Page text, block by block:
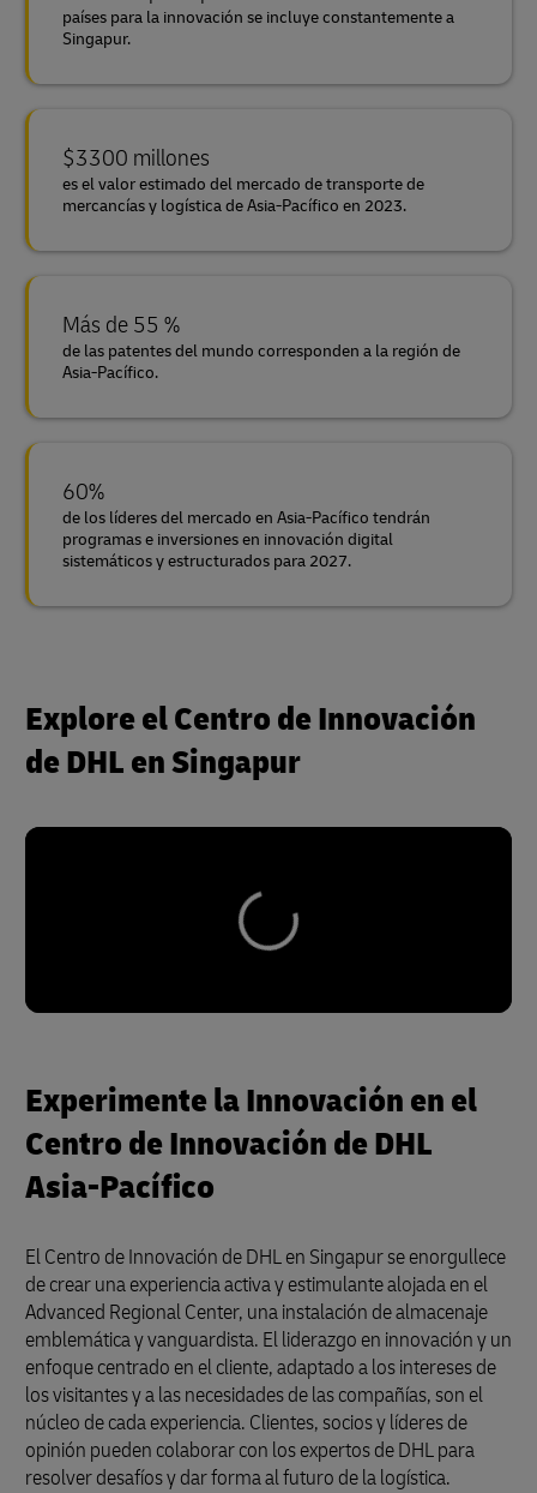
países para la innovación se incluye constantemente a
Singapur.
$3300 millones
es el valor estimado del mercado de transporte de
mercancías y logística de Asia-Pacífico en 2023.
Más de 55 %
de las patentes del mundo corresponden a la región de
Asia-Pacífico.
60%
de los líderes del mercado en Asia-Pacífico tendrán
programas e inversiones en innovación digital
sistemáticos y estructurados para 2027.
Explore el Centro de Innovación
de DHL en Singapur
Experimente la Innovación en el
Centro de Innovación de DHL
Asia-Pacífico
El Centro de Innovación de DHL en Singapur se enorgullece
de crear una experiencia activa y estimulante alojada en el
Advanced Regional Center, una instalación de almacenaje
emblemática y vanguardista. El liderazgo en innovación y un
enfoque centrado en el cliente, adaptado a los intereses de
los visitantes y a las necesidades de las compañías, son el
núcleo de cada experiencia. Clientes, socios y líderes de
opinión pueden colaborar con los expertos de DHL para
resolver desafíos y dar forma al futuro de la logística.